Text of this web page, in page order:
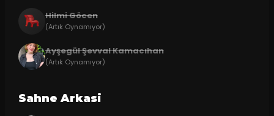
Hilmi Göcen
(Artık Oynamıyor)
Ayşegül Şevval Kamacıhan
(Artık Oynamıyor)
Sahne Arkasi